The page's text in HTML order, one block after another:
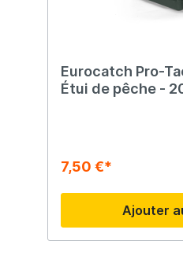
Eurocatch Pro-
Étui de pêche -
7,50 €*
Ajouter